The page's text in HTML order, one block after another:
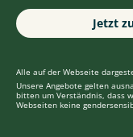
Jetzt
Alle auf der Webseite
Unsere Angebote gelten
bitten um Verständnis, dass
Webseiten keine